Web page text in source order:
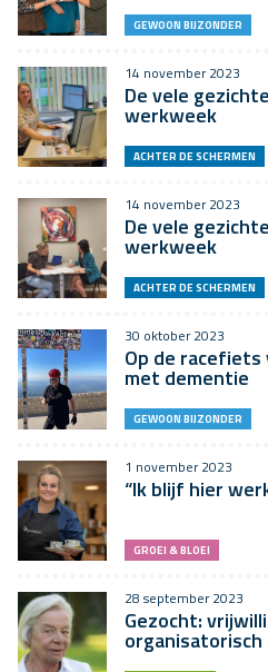
GEWOON BIJZONDER
14 november 2023
De vele
werkweek
ACHTER DE SCHERMEN
14 november 2023
De vele
werkweek
ACHTER DE SCHERMEN
30 oktober 2023
Op de
met dementie
GEWOON BIJZONDER
1 november 2023
“Ik blijf hier
GROEI & BLOEI
28 september 2023
Gezocht: